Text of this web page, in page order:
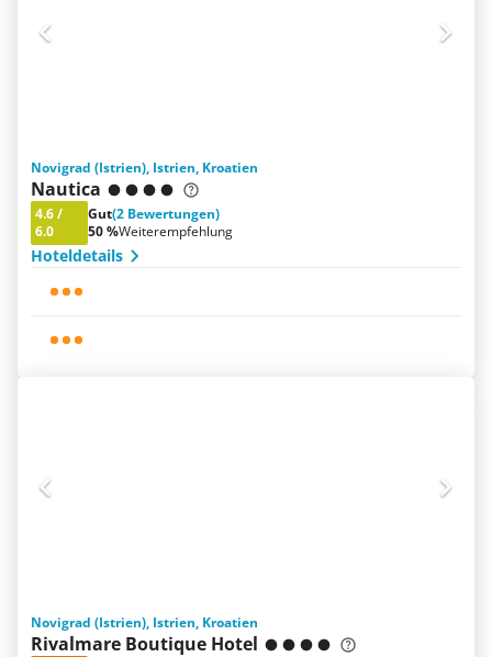
Novigrad (Istrien), Istrien, Kroatien
Nautica
4.6/
6.0
Gut(2 Bewertungen)
50 %Weiterempfehlung
Hoteldetails
Novigrad (Istrien), Istrien, Kroatien
Rivalmare Boutique Hotel